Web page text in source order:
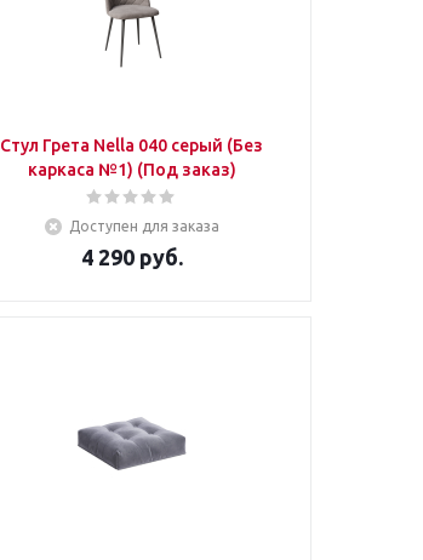
Стул Грета Nella 040 серый (Без
каркаса №1) (Под заказ)
Доступен для заказа
4 290руб.